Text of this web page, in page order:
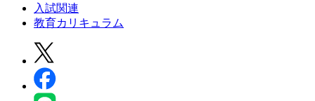
入試関連
教育カリキュラム